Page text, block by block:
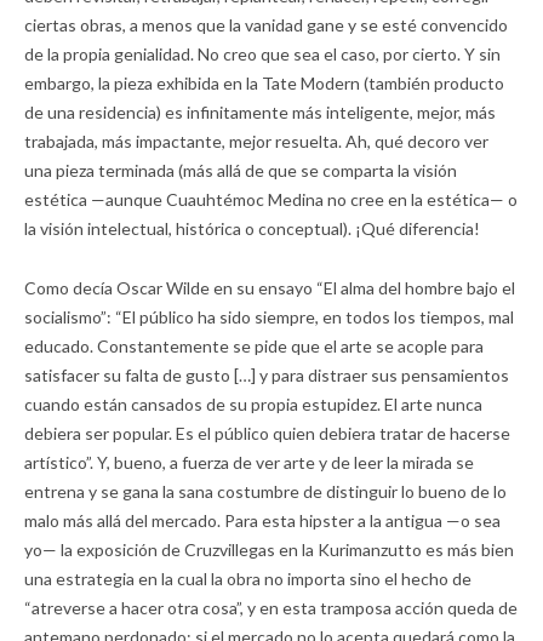
ciertas obras, a menos que la vanidad gane y se esté convencido
de la propia genialidad. No creo que sea el caso, por cierto. Y sin
embargo, la pieza exhibida en la Tate Modern (también producto
de una residencia) es infinitamente más inteligente, mejor, más
trabajada, más impactante, mejor resuelta. Ah, qué decoro ver
una pieza terminada (más allá de que se comparta la visión
estética —aunque Cuauhtémoc Medina no cree en la estética— o
la visión intelectual, histórica o conceptual). ¡Qué diferencia!
Como decía Oscar Wilde en su ensayo “El alma del hombre bajo el
socialismo”: “El público ha sido siempre, en todos los tiempos, mal
educado. Constantemente se pide que el arte se acople para
satisfacer su falta de gusto […] y para distraer sus pensamientos
cuando están cansados de su propia estupidez. El arte nunca
debiera ser popular. Es el público quien debiera tratar de hacerse
artístico”. Y, bueno, a fuerza de ver arte y de leer la mirada se
entrena y se gana la sana costumbre de distinguir lo bueno de lo
malo más allá del mercado. Para esta hipster a la antigua —o sea
yo— la exposición de Cruzvillegas en la Kurimanzutto es más bien
una estrategia en la cual la obra no importa sino el hecho de
“atreverse a hacer otra cosa”, y en esta tramposa acción queda de
antemano perdonado; si el mercado no lo acepta quedará como la